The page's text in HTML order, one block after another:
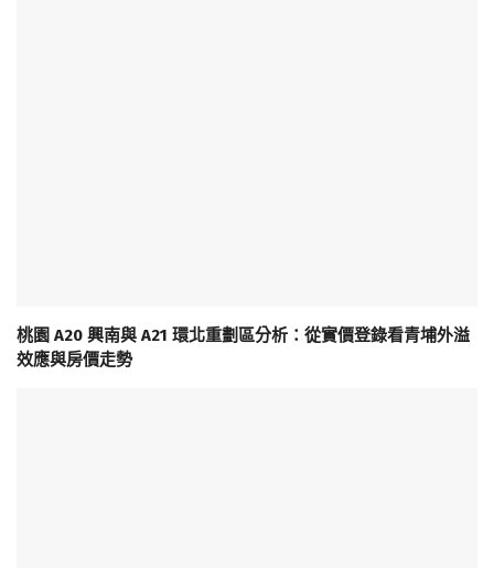
桃園 A20 興南與 A21 環北重劃區分析：從實價登錄看青埔外溢
效應與房價走勢